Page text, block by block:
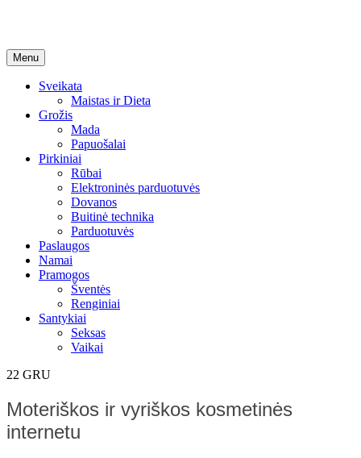
Menu Skip
to
content
Sveikata
Maistas ir Dieta
Grožis
Mada
Papuošalai
Pirkiniai
Rūbai
Elektroninės parduotuvės
Dovanos
Buitinė technika
Parduotuvės
Paslaugos
Namai
Pramogos
Šventės
Renginiai
Santykiai
Seksas
Vaikai
22 GRU
Moteriškos ir vyriškos kosmetinės
internetu